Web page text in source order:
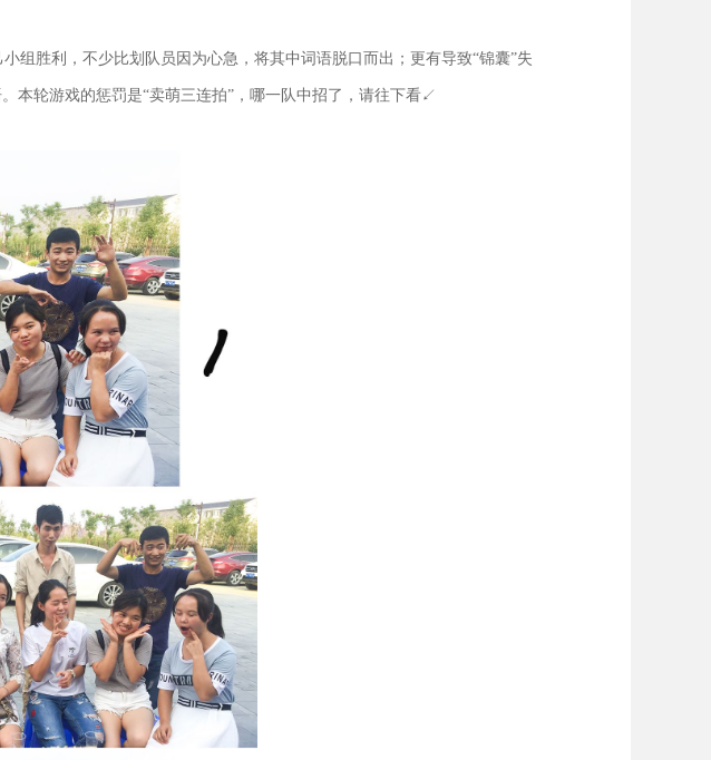
组胜利，不少比划队员因为心急，将其中词语脱口而出；更有导致“锦囊”失
本轮游戏的惩罚是“卖萌三连拍”，哪一队中招了，请往下看↙